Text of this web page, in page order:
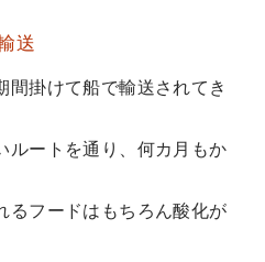
送
間掛けて船で輸送されてき
ルートを通り、何カ月もか
るフードはもちろん酸化が